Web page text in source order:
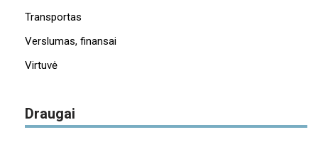
Transportas
Verslumas, finansai
Virtuvė
Draugai